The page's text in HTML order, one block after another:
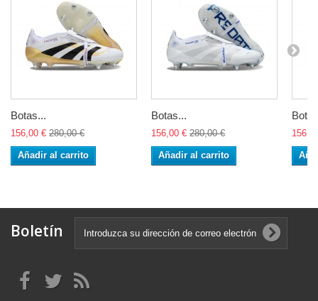
Botas...
156,00 € 280,00 €
Añadir al carrito
Botas...
156,00 € 280,00 €
Añadir al carrito
Boletín